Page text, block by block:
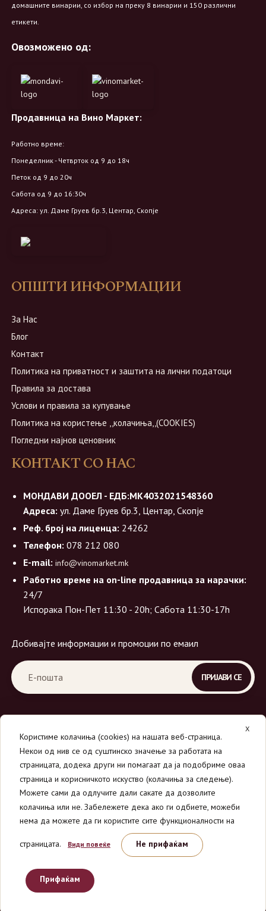
домашните винарии, со избор на преку 8 винарии и 150 различни
етикети.
Овозможено од:
Продавница на Вино Маркет:
Работно време:
Понеделник - Четврток од 9 до 18ч
Петок од 9 до 20ч
Сабота од 9 до 16:30ч
Адреса: ул. Даме Груев бр.3, Центар, Скопје
ОПШТИ ИНФОРМАЦИИ
За Нас
Блог
Контакт
Политика на приватност и заштита на лични податоци
Правила за достава
Услови и правила за купување
Политика на користење ,,колачиња,,(COOKIES)
Погледни најнов ценовник
КОНТАКТ СО НАС
МОНДАВИ ДООЕЛ - ЕДБ:МК4032021548360
Адреса: ул. Даме Груев бр.3, Центар, Скопје
Реф. број на лиценца: 24262
Телефон: 078 212 080
E-mail: info@vinomarket.mk
Работно време на on-line продавница за нарачки:
24/7
Испорака Пон-Пет 11:30 - 20h; Сабота 11:30-17h
Добивајте информации и промоции по емаил
© 2026Вино Маркет - МОНДАВИ ДООЕЛ.
Сите права се задржани.
X
Користиме колачиња (cookies) на нашата веб-страница.
Некои од нив се од суштинско значење за работата на
страницата, додека други ни помагаат да ја подобриме оваа
страница и корисничкото искуство (колачиња за следење).
Можете сами да одлучите дали сакате да дозволите
колачиња или не. Забележете дека ако ги одбиете, можеби
нема да можете да ги користите сите функционалности на
страницата. Види повеќе Не прифаќам
Прифаќам